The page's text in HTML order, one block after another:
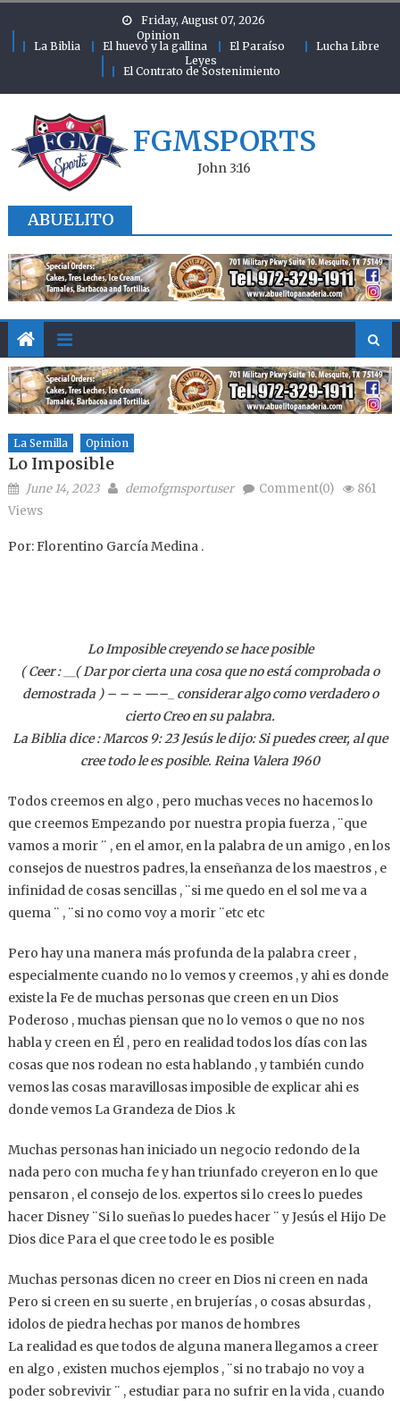
Friday, August 07, 2026
Opinion
La Biblia
El huevo y la gallina El Paraíso
Lucha Libre
Leyes
El Contrato de Sostenimiento
FGMSPORTS
John 3:16
ABUELITO
La Semilla Opinion
Lo Imposible
Posted on
June 14, 2023 Author
demofgmsportuser Comment(0)
861
Views
Por: Florentino García Medina .
Lo Imposible creyendo se hace posible
( Ceer : __( Dar por cierta una cosa que no está comprobada o
demostrada ) – – – —–_ considerar algo como verdadero o
cierto Creo en su palabra.
La Biblia dice : Marcos 9: 23 Jesús le dijo: Si puedes creer, al que
cree todo le es posible. Reina Valera 1960
Todos creemos en algo , pero muchas veces no hacemos lo
que creemos Empezando por nuestra propia fuerza , ¨que
vamos a morir ¨ , en el amor, en la palabra de un amigo , en los
consejos de nuestros padres, la enseñanza de los maestros , e
infinidad de cosas sencillas , ¨si me quedo en el sol me va a
quema ¨ , ¨si no como voy a morir ¨etc etc
Pero hay una manera más profunda de la palabra creer ,
especialmente cuando no lo vemos y creemos , y ahi es donde
existe la Fe de muchas personas que creen en un Dios
Poderoso , muchas piensan que no lo vemos o que no nos
habla y creen en Él , pero en realidad todos los días con las
cosas que nos rodean no esta hablando , y también cundo
vemos las cosas maravillosas imposible de explicar ahi es
donde vemos La Grandeza de Dios .k
Muchas personas han iniciado un negocio redondo de la
nada pero con mucha fe y han triunfado creyeron en lo que
pensaron , el consejo de los. expertos si lo crees lo puedes
hacer Disney ¨Si lo sueñas lo puedes hacer ¨ y Jesús el Hijo De
Dios dice Para el que cree todo le es posible
Muchas personas dicen no creer en Dios ni creen en nada
Pero si creen en su suerte , en brujerías , o cosas absurdas ,
idolos de piedra hechas por manos de hombres
La realidad es que todos de alguna manera llegamos a creer
en algo , existen muchos ejemplos , ¨si no trabajo no voy a
poder sobrevivir ¨ , estudiar para no sufrir en la vida , cuando